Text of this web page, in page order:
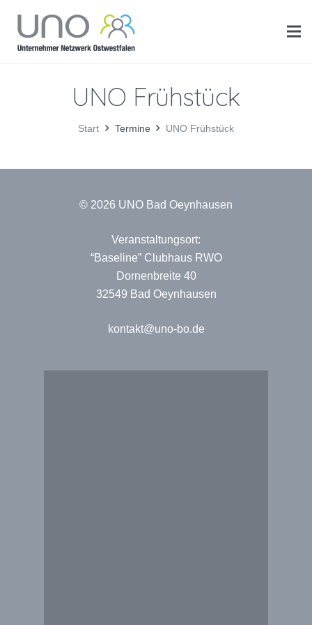
UNO Frühstück
Start Termine UNO Frühstück
© 2026 UNO Bad Oeynhausen
Veranstaltungsort:
“Baseline” Clubhaus RWO
Dornenbreite 40
32549 Bad Oeynhausen
kontakt@uno-bo.de